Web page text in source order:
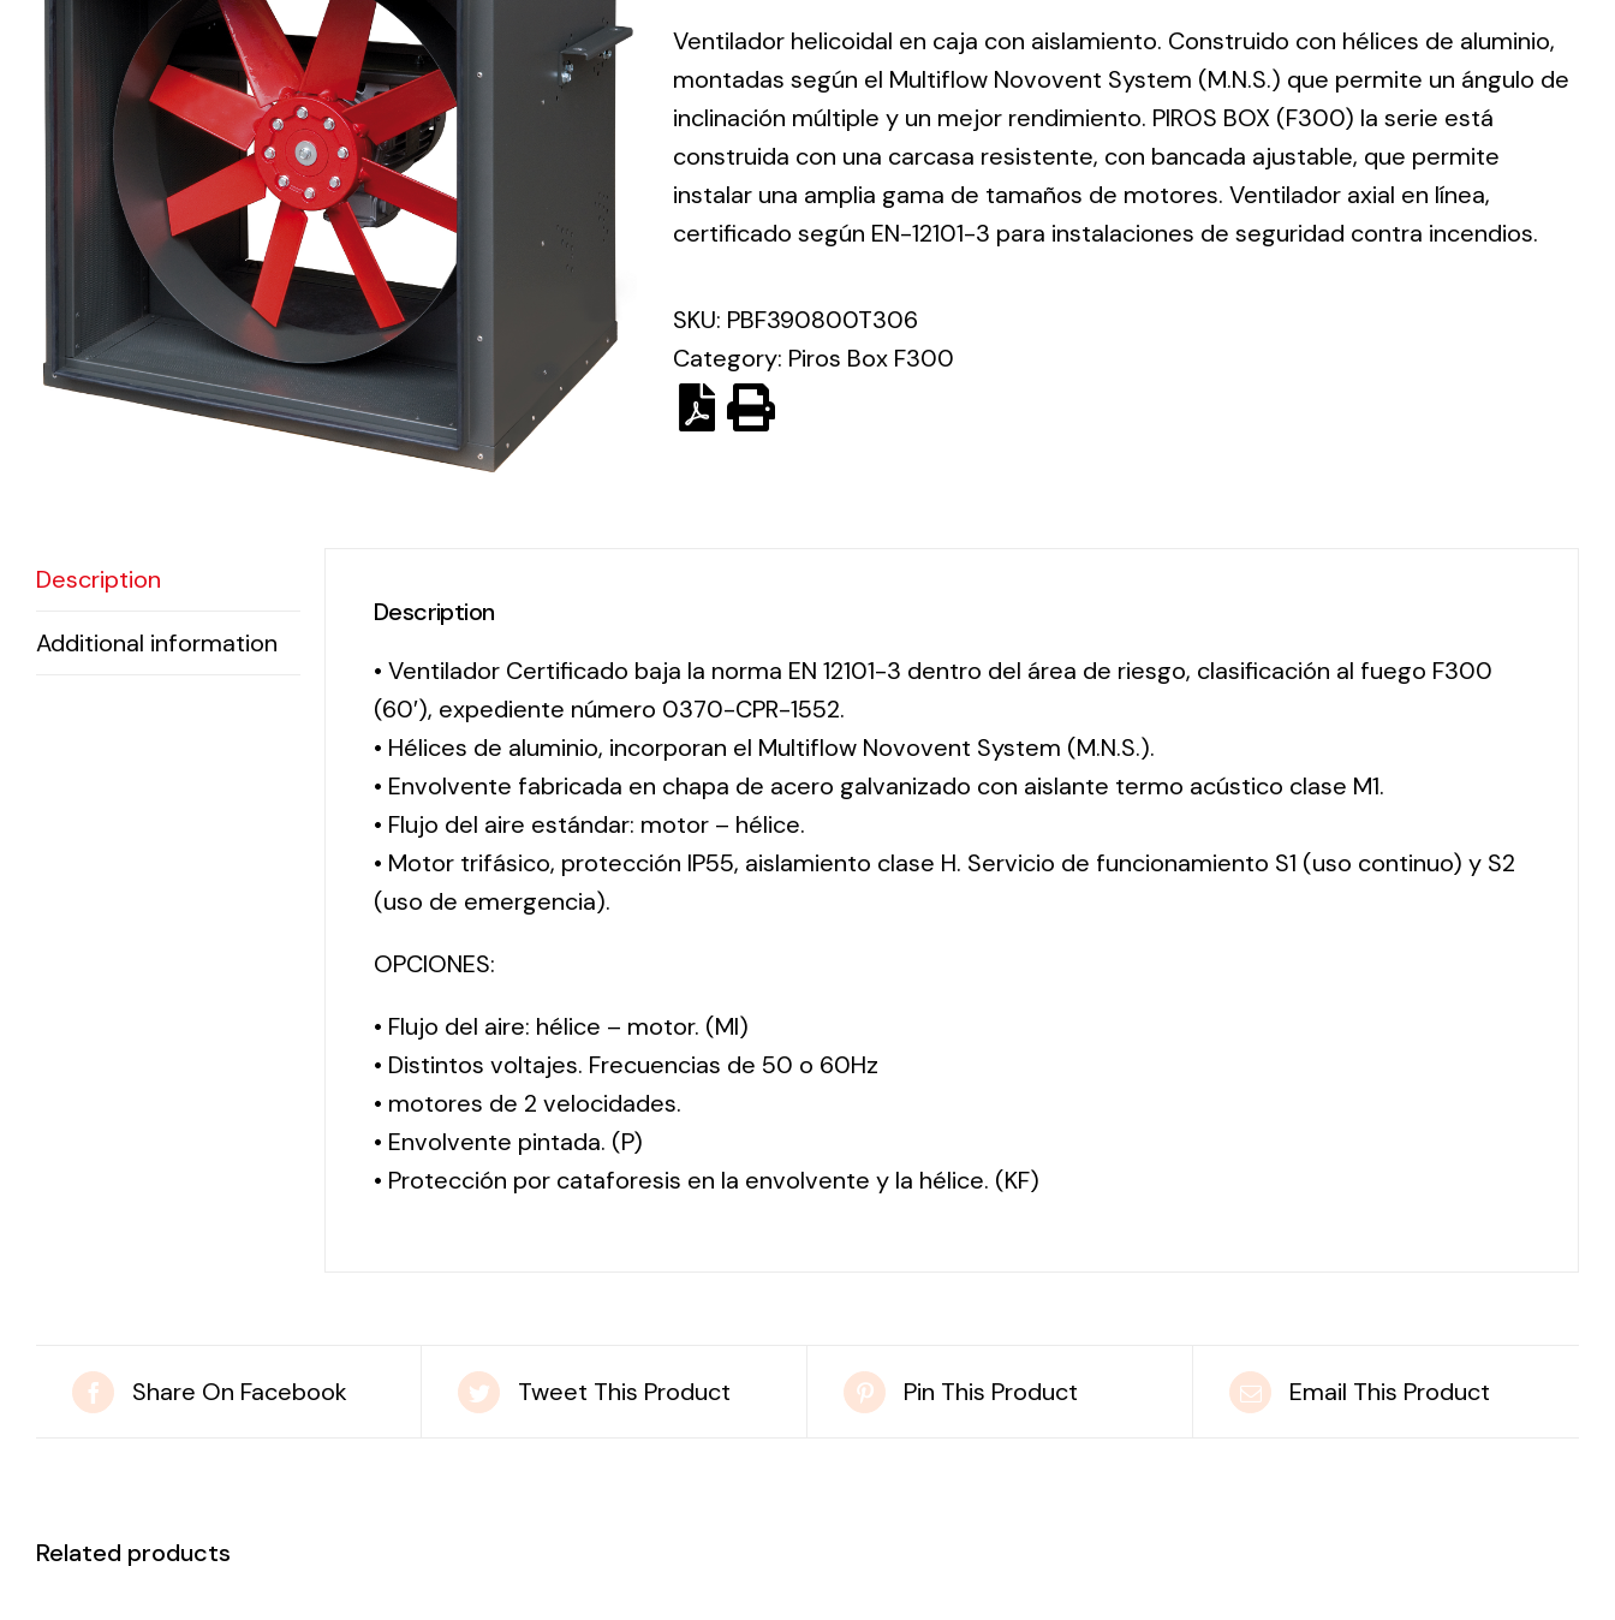
Electrical
Equipment
solutions in
lighting and
electrical
material for
each project
Ventilation
The
incorporation of
Novovent into
offer of
ventilation
products for
different uses
Solar lighting
solutions for all
Ventilador helicoidal en caja con aislamiento. Construido con hélices de aluminio,
montadas según el Multiflow Novovent System (M.N.S.) que permite un ángulo de
inclinación múltiple y un mejor rendimiento. PIROS BOX (F300) la serie está
construida con una carcasa resistente, con bancada ajustable, que permite
instalar una amplia gama de tamaños de motores. Ventilador axial en línea,
certificado según EN-12101-3 para instalaciones de seguridad contra incendios.
SKU: PBF390800T306
Category: Piros Box F300
Description
Additional information
Description
• Ventilador Certificado baja la norma EN 12101-3 dentro del área de riesgo, clasificación al fuego F300
(60′), expediente número 0370-CPR-1552.
• Hélices de aluminio, incorporan el Multiflow Novovent System (M.N.S.).
• Envolvente fabricada en chapa de acero galvanizado con aislante termo acústico clase M1.
• Flujo del aire estándar: motor – hélice.
• Motor trifásico, protección IP55, aislamiento clase H. Servicio de funcionamiento S1 (uso continuo) y S2
(uso de emergencia).
OPCIONES:
• Flujo del aire: hélice – motor. (MI)
• Distintos voltajes. Frecuencias de 50 o 60Hz
• motores de 2 velocidades.
• Envolvente pintada. (P)
• Protección por cataforesis en la envolvente y la hélice. (KF)
Share On Facebook Tweet This Product Pin This Product Email This Product
Related products